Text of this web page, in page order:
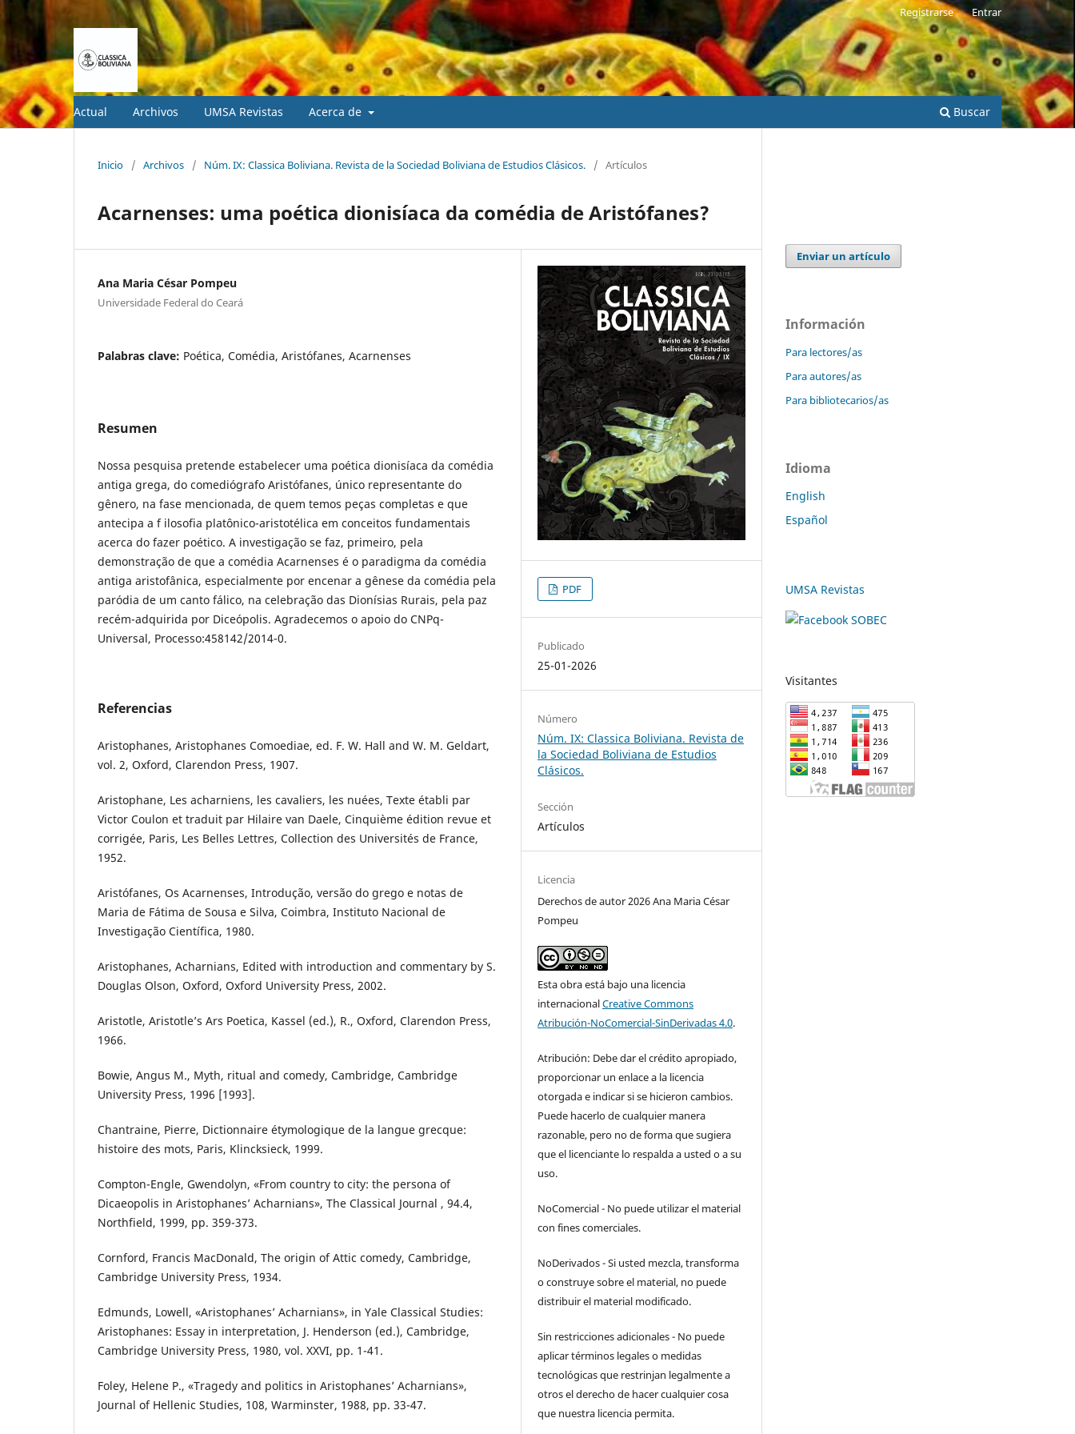
Actual Archivos UMSA Revistas Acerca de Buscar
Registrarse Entrar
Inicio / Archivos / Núm. IX: Classica Boliviana. Revista de la Sociedad Boliviana de Estudios Clásicos. / Artículos
Acarnenses: uma poética dionisíaca da comédia de Aristófanes?
Ana Maria César Pompeu
Universidade Federal do Ceará
Palabras clave: Poética, Comédia, Aristófanes, Acarnenses
Resumen
Nossa pesquisa pretende estabelecer uma poética dionisíaca da comédia
antiga grega, do comediógrafo Aristófanes, único representante do
gênero, na fase mencionada, de quem temos peças completas e que
antecipa a f ilosofia platônico-aristotélica em conceitos fundamentais
acerca do fazer poético. A investigação se faz, primeiro, pela
demonstração de que a comédia Acarnenses é o paradigma da comédia
antiga aristofânica, especialmente por encenar a gênese da comédia pela
paródia de um canto fálico, na celebração das Dionísias Rurais, pela paz
recém-adquirida por Diceópolis. Agradecemos o apoio do CNPq-
Universal, Processo:458142/2014-0.
Referencias
Aristophanes, Aristophanes Comoediae, ed. F. W. Hall and W. M. Geldart,
vol. 2, Oxford, Clarendon Press, 1907.
Aristophane, Les acharniens, les cavaliers, les nuées, Texte établi par
Victor Coulon et traduit par Hilaire van Daele, Cinquième édition revue et
corrigée, Paris, Les Belles Lettres, Collection des Universités de France,
1952.
Aristófanes, Os Acarnenses, Introdução, versão do grego e notas de
Maria de Fátima de Sousa e Silva, Coimbra, Instituto Nacional de
Investigação Científica, 1980.
Aristophanes, Acharnians, Edited with introduction and commentary by S.
Douglas Olson, Oxford, Oxford University Press, 2002.
Aristotle, Aristotle’s Ars Poetica, Kassel (ed.), R., Oxford, Clarendon Press,
1966.
Bowie, Angus M., Myth, ritual and comedy, Cambridge, Cambridge
University Press, 1996 [1993].
Chantraine, Pierre, Dictionnaire étymologique de la langue grecque:
histoire des mots, Paris, Klincksieck, 1999.
Compton-Engle, Gwendolyn, «From country to city: the persona of
Dicaeopolis in Aristophanes’ Acharnians», The Classical Journal , 94.4,
Northfield, 1999, pp. 359-373.
Cornford, Francis MacDonald, The origin of Attic comedy, Cambridge,
Cambridge University Press, 1934.
Edmunds, Lowell, «Aristophanes’ Acharnians», in Yale Classical Studies:
Aristophanes: Essay in interpretation, J. Henderson (ed.), Cambridge,
Cambridge University Press, 1980, vol. XXVI, pp. 1-41.
Foley, Helene P., «Tragedy and politics in Aristophanes’ Acharnians»,
Journal of Hellenic Studies, 108, Warminster, 1988, pp. 33-47.
PDF
Publicado
25-01-2026
Número
Núm. IX: Classica Boliviana. Revista de
la Sociedad Boliviana de Estudios
Clásicos.
Sección
Artículos
Licencia
Derechos de autor 2026 Ana Maria César
Pompeu
Esta obra está bajo una licencia
internacionalCreative Commons
Atribución-NoComercial-SinDerivadas 4.0.
Atribución: Debe dar el crédito apropiado,
proporcionar un enlace a la licencia
otorgada e indicar si se hicieron cambios.
Puede hacerlo de cualquier manera
razonable, pero no de forma que sugiera
que el licenciante lo respalda a usted o a su
uso.
NoComercial - No puede utilizar el material
con fines comerciales.
NoDerivados - Si usted mezcla, transforma
o construye sobre el material, no puede
distribuir el material modificado.
Sin restricciones adicionales - No puede
aplicar términos legales o medidas
tecnológicas que restrinjan legalmente a
otros el derecho de hacer cualquier cosa
que nuestra licencia permita.
Enviar un artículo
Información
Para lectores/as
Para autores/as
Para bibliotecarios/as
Idioma
English
Español
UMSA Revistas
Visitantes